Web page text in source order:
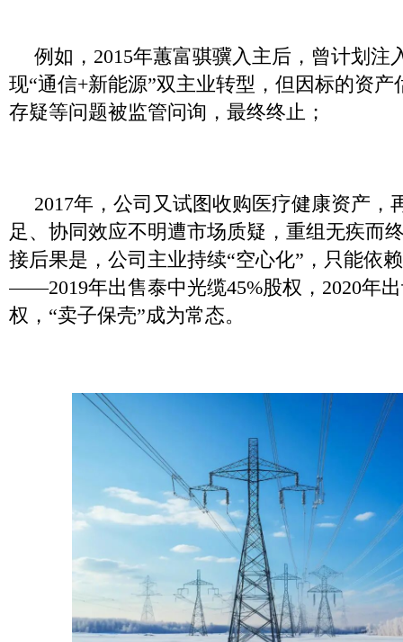
例如，2015年蕙富骐骥入主后，曾计划注
现“通信+新能源”双主业转型，但因标的资
存疑等问题被监管问询，最终终止；
2017年，公司又试图收购医疗健康资产，
足、协同效应不明遭市场质疑，重组无疾而
接后果是，公司主业持续“空心化”，只能依
——2019年出售泰中光缆45%股权，2020年
权，“卖子保壳”成为常态。